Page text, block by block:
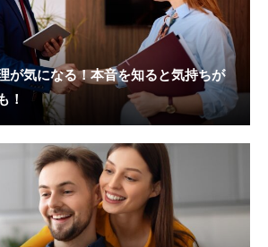
が気になる！本音を知ると気持ちが
！